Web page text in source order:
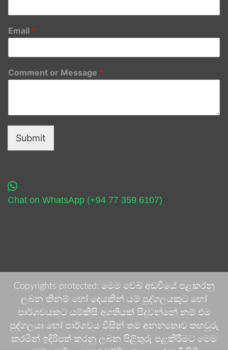
Email *
Comment or Message *
Submit
Chat on WhatsApp (+94 77 359 6107)
Copyrights protected: මෙම වෙබ් අඩවියේ පළකරනු
ලබන කිනම් හෝ දෙයකින් යම් පුද්ගලයකුට හෝ
පාර්ශවයකට යම්කිසි අගතියක් සිදුවන්නේ නම් එම
පුද්ගලයා හෝ පාර්ශවය විසින් තම අනන්‍යතාව තහවුරු
කරමින් ඉදිරිපත් කරනු ලබන පිළිතුරු පළකිරීමට මෙම